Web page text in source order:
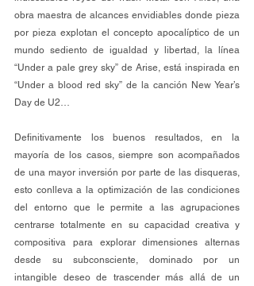
obra maestra de alcances envidiables donde pieza
por pieza explotan el concepto apocalíptico de un
mundo sediento de igualdad y libertad, la línea
“Under a pale grey sky” de Arise, está inspirada en
“Under a blood red sky” de la canción New Year’s
Day de U2…
Definitivamente los buenos resultados, en la
mayoría de los casos, siempre son acompañados
de una mayor inversión por parte de las disqueras,
esto conlleva a la optimización de las condiciones
del entorno que le permite a las agrupaciones
centrarse totalmente en su capacidad creativa y
compositiva para explorar dimensiones alternas
desde su subconsciente, dominado por un
intangible deseo de trascender más allá de un